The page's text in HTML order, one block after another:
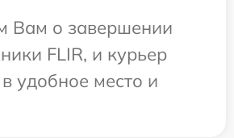
Вам о завершении
FLIR, и курьер
удобное место и